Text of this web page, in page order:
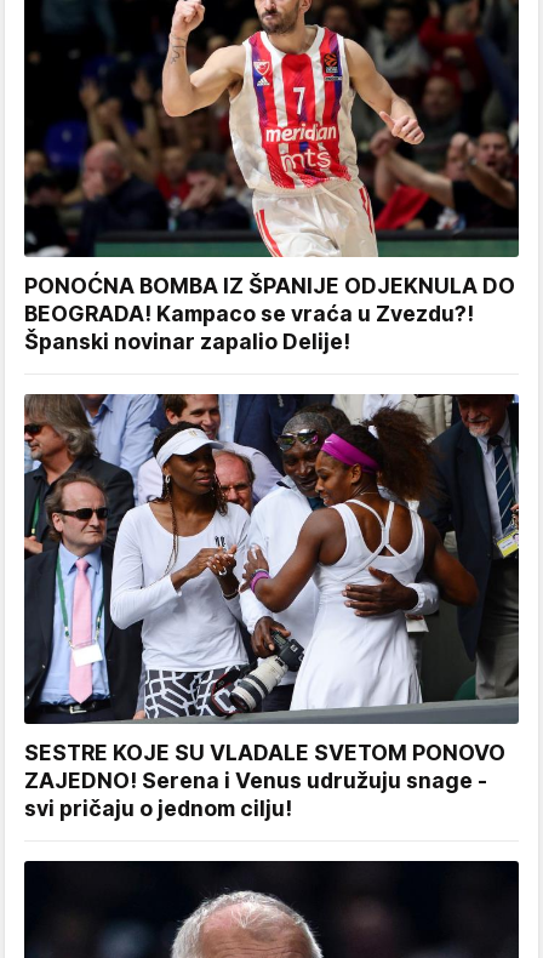
PONOĆNA BOMBA IZ ŠPANIJE ODJEKNULA DO
BEOGRADA! Kampaco se vraća u Zvezdu?!
Španski novinar zapalio Delije!
SESTRE KOJE SU VLADALE SVETOM PONOVO
ZAJEDNO! Serena i Venus udružuju snage -
svi pričaju o jednom cilju!